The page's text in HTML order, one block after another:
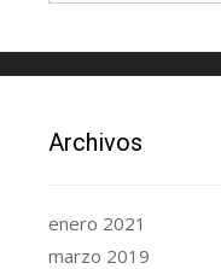
Archivos
enero 2021
marzo 2019